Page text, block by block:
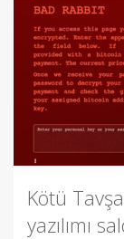
Kötü
yazılımı